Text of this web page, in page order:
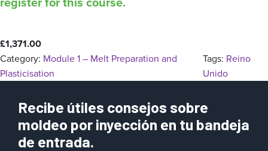
£1,371.00
Category: Module 1 – Melt Preparation and
Plasticisation
Tags: Reino
Unido
Recibe útiles consejos sobre
moldeo por inyección en tu bandeja
de entrada.